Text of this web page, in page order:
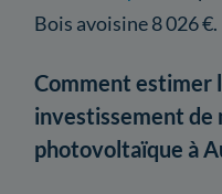
Bois avoisine 8 026 €.
Comment estimer
investissement de
photovoltaïque à